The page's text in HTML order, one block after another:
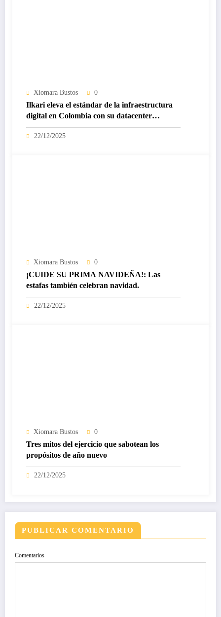
Xiomara Bustos 0
Ilkari eleva el estándar de la infraestructura
digital en Colombia con su datacenter
certificado Nivel IV de ICREA
22/12/2025
Xiomara Bustos 0
¡CUIDE SU PRIMA NAVIDEÑA!: Las
estafas también celebran navidad.
22/12/2025
Xiomara Bustos 0
Tres mitos del ejercicio que sabotean los
propósitos de año nuevo
22/12/2025
PUBLICAR COMENTARIO
Comentarios